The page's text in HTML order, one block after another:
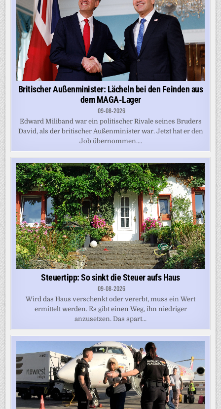
Britischer Außenminister: Lächeln bei den Feinden aus
dem MAGA-Lager
09-08-2026
Edward Miliband war ein politischer Rivale seines Bruders
David, als der britischer Außenminister war. Jetzt hat er den
Job übernommen....
Steuertipp: So sinkt die Steuer aufs Haus
09-08-2026
Wird das Haus verschenkt oder vererbt, muss ein Wert
ermittelt werden. Es gibt einen Weg, ihn niedriger
anzusetzen. Das spart...